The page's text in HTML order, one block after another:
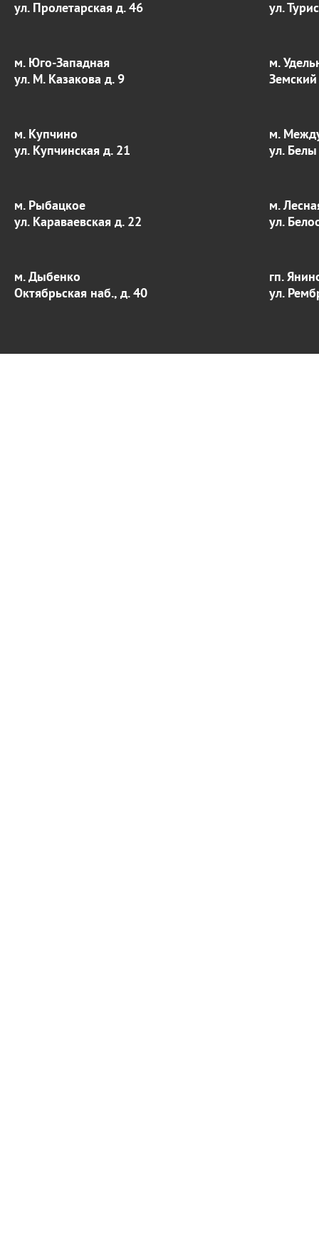
ул. Пролетарская д. 46
ул.
м. Юго-Западная
ул. М. Казакова д. 9
м.
м. Купчино
ул. Купчинская д. 21
м.
ул.
м. Рыбацкое
ул. Караваевская д. 22
м.
ул.
м. Дыбенко
Октябрьская наб., д. 40
гп.
ул.